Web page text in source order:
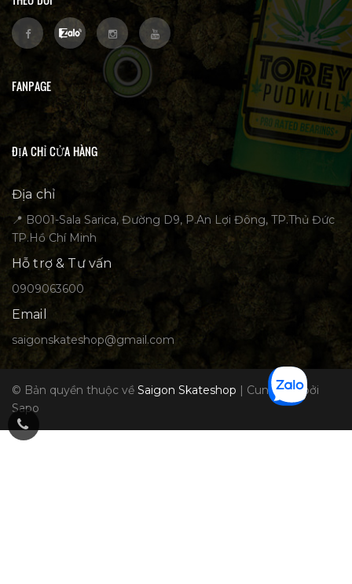
FANPAGE
ĐỊA CHỈ CỬA HÀNG
Địa chỉ
📍 B001-Sala Sarica, Đường D9, P.An Lợi Đông, TP.Thủ Đức
TP.Hồ Chí Minh
Hỗ trợ & Tư vấn
0909063600
Email
saigonskateshop@gmail.com
© Bản quyền thuộc về Saigon Skateshop
Cung cấp bởi
Sapo